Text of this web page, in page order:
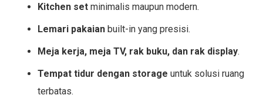
Kitchen set minimalis maupun modern.
Lemari pakaian built-in yang presisi.
Meja kerja, meja TV, rak buku, dan rak display.
Tempat tidur dengan storage untuk solusi ruang
terbatas.